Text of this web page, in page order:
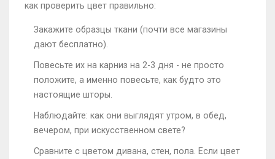
как проверить цвет правильно:
Закажите образцы ткани (почти все магазины
дают бесплатно).
Повесьте их на карниз на 2-3 дня - не просто
положите, а именно повесьте, как будто это
настоящие шторы.
Наблюдайте: как они выглядят утром, в обед,
вечером, при искусственном свете?
Сравните с цветом дивана, стен, пола. Если цвет